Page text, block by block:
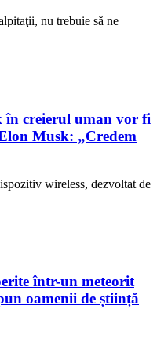
nu trebuie să ne
creierul uman vor fi
Musk: „Credem
wireless, dezvoltat de
într-un meteorit
oamenii de știință